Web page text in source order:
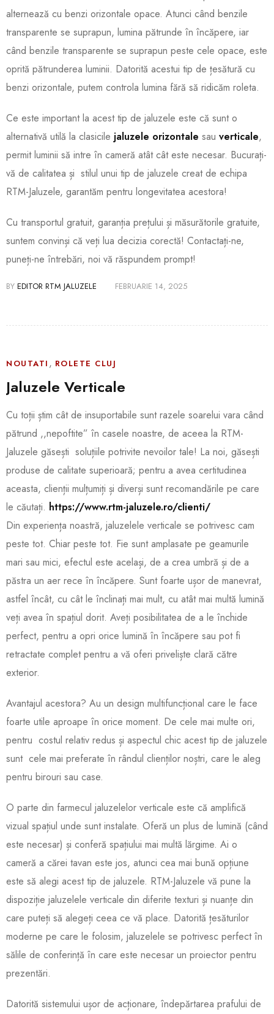
alternează cu benzi orizontale opace. Atunci când benzile
transparente se suprapun, lumina pătrunde în încăpere, iar
când benzile transparente se suprapun peste cele opace, este
oprită pătrunderea luminii. Datorită acestui tip de țesătură cu
benzi orizontale, putem controla lumina fără să ridicăm roleta.
Ce este important la acest tip de jaluzele este că sunt o
alternativă utilă la clasicile jaluzele orizontale sau verticale,
permit luminii să intre în cameră atât cât este necesar. Bucurați-
vă de calitatea și stilul unui tip de jaluzele creat de echipa
RTM-Jaluzele, garantăm pentru longevitatea acestora!
Cu transportul gratuit, garanția prețului și măsurătorile gratuite,
suntem convinși că veți lua decizia corectă! Contactați-ne,
puneți-ne întrebări, noi vă răspundem prompt!
BY EDITOR RTM JALUZELE FEBRUARIE 14, 2025
NOUTATI , ROLETE CLUJ
Jaluzele Verticale
Cu toții știm cât de insuportabile sunt razele soarelui vara când
pătrund ,,nepoftite” în casele noastre, de aceea la RTM-
Jaluzele găsești soluțiile potrivite nevoilor tale! La noi, găsești
produse de calitate superioară; pentru a avea certitudinea
aceasta, clienții mulțumiți și diverși sunt recomandările pe care
le căutați. https://www.rtm-jaluzele.ro/clienti/
Din experiența noastră, jaluzelele verticale se potrivesc cam
peste tot. Chiar peste tot. Fie sunt amplasate pe geamurile
mari sau mici, efectul este același, de a crea umbră și de a
păstra un aer rece în încăpere. Sunt foarte ușor de manevrat,
astfel încât, cu cât le înclinați mai mult, cu atât mai multă lumină
veți avea în spațiul dorit. Aveți posibilitatea de a le închide
perfect, pentru a opri orice lumină în încăpere sau pot fi
retractate complet pentru a vă oferi priveliște clară către
exterior.
Avantajul acestora? Au un design multifuncțional care le face
foarte utile aproape în orice moment. De cele mai multe ori,
pentru costul relativ redus și aspectul chic acest tip de jaluzele
sunt cele mai preferate în rândul clienților noștri, care le aleg
pentru birouri sau case.
O parte din farmecul jaluzelelor verticale este că amplifică
vizual spațiul unde sunt instalate. Oferă un plus de lumină (când
este necesar) și conferă spațiului mai multă lărgime. Ai o
cameră a cărei tavan este jos, atunci cea mai bună opțiune
este să alegi acest tip de jaluzele. RTM-Jaluzele vă pune la
dispoziție jaluzelele verticale din diferite texturi și nuanțe din
care puteți să alegeți ceea ce vă place. Datorită țesăturilor
moderne pe care le folosim, jaluzelele se potrivesc perfect în
sălile de conferință în care este necesar un proiector pentru
prezentări.
Datorită sistemului ușor de acționare, îndepărtarea prafului de